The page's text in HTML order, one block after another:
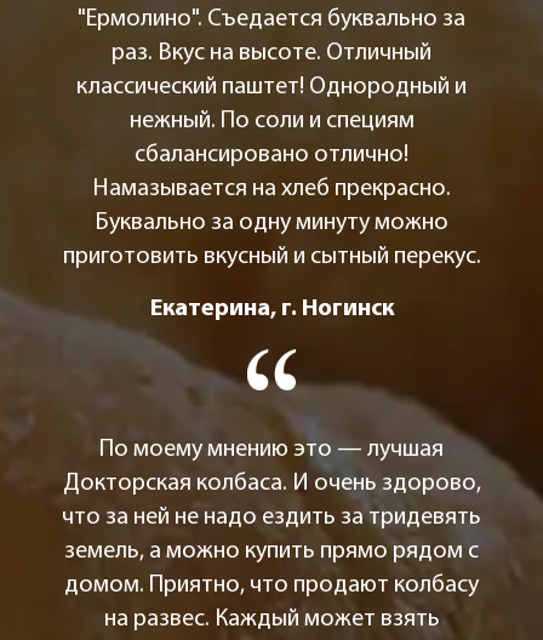
"Ермолино". Съедается буквально за
раз. Вкус на высоте. Отличный
классический паштет! Однородный и
нежный. По соли и специям
сбалансировано отлично!
Намазывается на хлеб прекрасно.
Буквально за одну минуту можно
приготовить вкусный и сытный перекус.
Екатерина, г. Ногинск
По моему мнению это — лучшая
Докторская колбаса. И очень здорово,
что за ней не надо ездить за тридевять
земель, а можно купить прямо рядом с
домом. Приятно, что продают колбасу
на развес. Каждый может взять